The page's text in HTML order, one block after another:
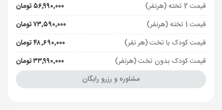
قیمت 2 تخته (هرنفر)
۵۶٬۹۹۰٬۰۰۰ تومان
قیمت 1 تخته (هرنفر)
۷۳٬۵۹۰٬۰۰۰ تومان
قیمت کودک با تخت (هر نفر)
۴۸٬۶۹۰٬۰۰۰ تومان
قیمت کودک بدون تخت (هرنفر)
۳۳٬۹۹۰٬۰۰۰ تومان
مشاوره و رزرو رایگان